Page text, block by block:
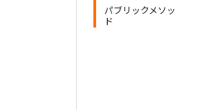
パブリックメソッ
ド